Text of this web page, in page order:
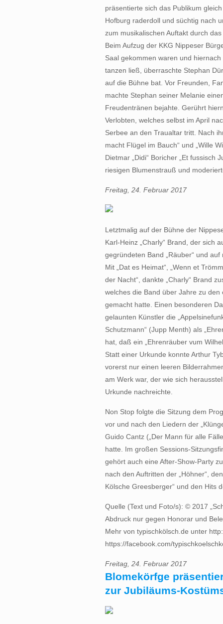
präsentierte sich das Publikum
Hofburg raderdoll und süchtig nach
zum musikalischen Auftakt durch
Beim Aufzug der KKG Nippeser
Saal gekommen waren und
tanzen ließ, überraschte Stephan
auf die Bühne bat. Vor Freunden,
machte Stephan seiner Melanie
Freudentränen bejahte. Gerührt
Verlobten, welches selbst im April
Serbee an den Traualtar tritt. Nach
macht Flügel im Bauch“ und „Wille
Dietmar „Didi“ Boricher „Et fussisch
riesigen Blumenstrauß und
Freitag, 24. Februar 2017
Letztmalig auf der Bühne der
Karl-Heinz „Charly“ Brand, der sich
gegründeten Band „Räuber“ und
Mit „Dat es Heimat“, „Wenn et
der Nacht“, dankte „Charly“ Brand
welches die Band über Jahre zu
gemacht hatte. Einen besonderen
gelaunten Künstler die
Schutzmann“ (Jupp Menth) als
hat, daß ein „Ehrenräuber vum
Statt einer Urkunde konnte Arthur
vorerst nur einen leeren
am Werk war, der wie sich
Urkunde nachreichte.
Non Stop folgte die Sitzung dem
vor und nach den Liedern der
Guido Cantz („Der Mann für alle
hatte. Im großen Sessions-
gehört auch eine After-Show-Party
nach den Auftritten der „Höhner“,
Kölsche Greesberger“ und den Hits
Quelle (Text und Foto/s): © 2017
Abdruck nur gegen Honorar und
Mehr von typischkölsch.de unter
https://facebook.com/
Freitag, 24. Februar 2017
Blomekörfge
zur Jubiläums-